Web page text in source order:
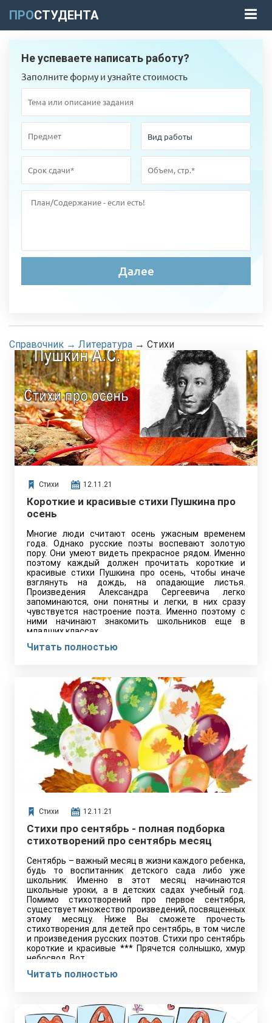
ПРОСТУДЕНТА
Не успеваете написать работу?
Заполните форму и узнайте стоимость
Справочник → Литература → Стихи
Стихи 12.11.21
Короткие и красивые стихи Пушкина про
осень
Многие люди считают осень ужасным временем
года. Однако русские поэты воспевают золотую
пору. Они умеют видеть прекрасное рядом. Именно
поэтому каждый должен прочитать короткие и
красивые стихи Пушкина про осень, чтобы иначе
взглянуть на дождь, на опадающие листья.
Произведения Александра Сергеевича легко
запоминаются, они понятны и легки, в них сразу
чувствуется настроение поэта. Именно поэтому с
ними начинают знакомить школьников еще в
младших классах.
Читать полностью
Стихи 12.11.21
Стихи про сентябрь - полная подборка
стихотворений про сентябрь месяц
Сентябрь – важный месяц в жизни каждого ребенка,
будь то воспитанник детского сада либо уже
школьник. Именно в этот месяц начинаются
школьные уроки, а в детских садах учебный год.
Помимо стихотворений про первое сентября,
существует множество произведений, посвященных
этому месяцу. Ниже Вы сможете прочесть
стихотворения для детей про сентябрь, в том числе
и произведения русских поэтов. Стихи про сентябрь
короткие и красивые *** Прячется солнышко, хмур
небосвод. Вот…
Читать полностью